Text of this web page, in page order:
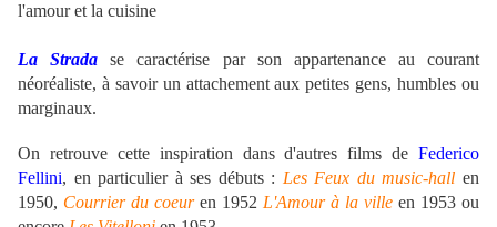
l'amour et la cuisine
La Strada se caractérise par son appartenance au courant
néoréaliste, à savoir un attachement aux petites gens, humbles ou
marginaux.
On retrouve cette inspiration dans d'autres films de Federico
Fellini, en particulier à ses débuts : Les Feux du music-hall en
1950, Courrier du coeuren 1952 L'Amour à la ville en 1953 ou